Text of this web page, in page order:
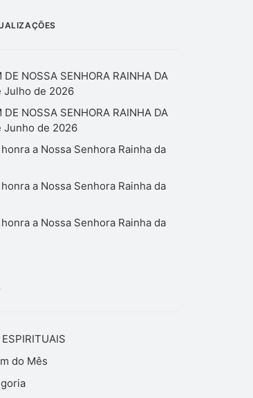
DE NOSSA SENHORA RAINHA DA
Julho de 2026
DE NOSSA SENHORA RAINHA DA
Junho de 2026
a Nossa Senhora Rainha da
a Nossa Senhora Rainha da
a Nossa Senhora Rainha da
do Mês